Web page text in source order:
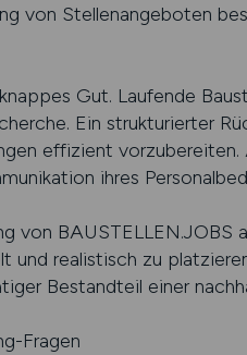
von Stellenangeboten
Gut. Laufende
Ein strukturierter
effizient
ihres
von
und realistisch zu
Bestandteil einer
Fragen